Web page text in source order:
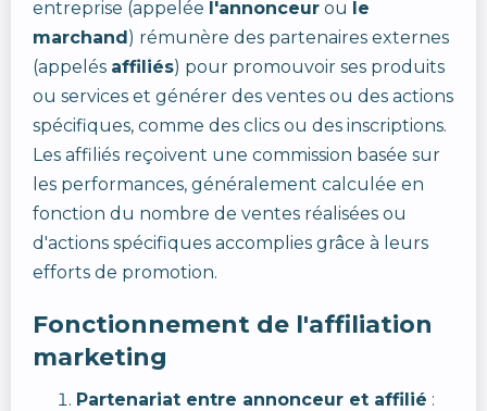
entreprise (appelée l'annonceur ou le
marchand) rémunère des partenaires externes
(appelés affiliés) pour promouvoir ses produits
ou services et générer des ventes ou des actions
spécifiques, comme des clics ou des inscriptions.
Les affiliés reçoivent une commission basée sur
les performances, généralement calculée en
fonction du nombre de ventes réalisées ou
d'actions spécifiques accomplies grâce à leurs
efforts de promotion.
Fonctionnement de l'affiliation
marketing
Partenariat entre annonceur et affilié :